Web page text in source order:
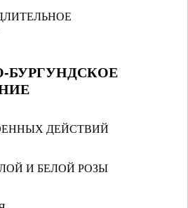
БУРГУНДСКОЕ
ДЕЙСТВИЙ
И БЕЛОЙ РОЗЫ